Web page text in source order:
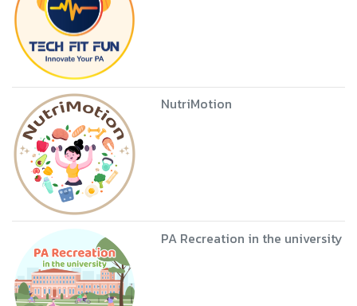
NutriMotion
PA Recreation in the university